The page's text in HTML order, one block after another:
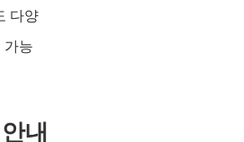
다양
가능
내